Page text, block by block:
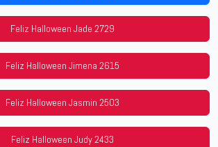
Feliz Halloween Jade 2729
Feliz Halloween Jimena 2615
Feliz Halloween Jasmin 2503
Feliz Halloween Judy 2433